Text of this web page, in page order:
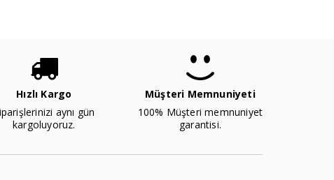
Hızlı Kargo
aynı gün
kargoluyoruz.
Müşteri Memnuniyeti
100% Müşteri memnuniyet
garantisi.